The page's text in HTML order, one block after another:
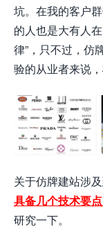
坑。在我的客户
的人也是大有人
律”，只不过，仿
验的从业者来说
关于仿牌建站涉
具备几个技术要点
研究一下。